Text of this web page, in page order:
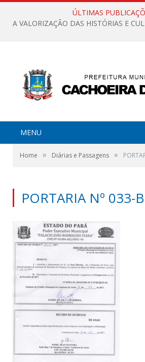
ÚLTIMAS
MENU
Home » Diárias e Passagens »
PORTARIA Nº 033-B